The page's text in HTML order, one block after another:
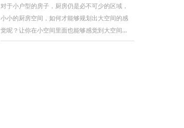
完后需要再过一层水泥沙，注意面积要够大厚度
要够高。在水泥沙的边缘用界机界一条槽，这样
会粘得牢固。 如果不能找到漏水点，建议重
新做防水，做的时
对于小户型的房子，厨房仍是必不可少的区域，
小小的厨房空间，如何才能够规划出大空间的感
觉呢？让你在小空间里面也能够感觉到大空间的
感觉。有了好心境，然后也就能够装修出美感的